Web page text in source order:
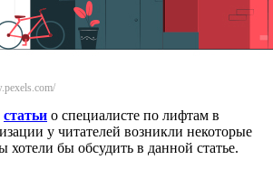
статьи о специалисте по лифтам в
у читателей возникли некоторые
бы обсудить в данной статье.